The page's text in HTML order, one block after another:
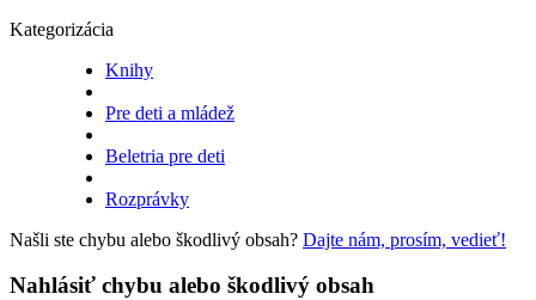
Kategorizácia
Knihy
Pre deti a mládež
Beletria pre deti
Rozprávky
Našli ste chybu alebo škodlivý obsah? Dajte nám, prosím, vedieť!
Nahlásiť chybu alebo škodlivý obsah